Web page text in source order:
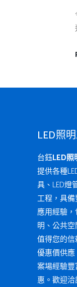
LED照
台鈺LED
提供各種
具、LED燈
工程，具備
應用經驗
明、公共
值得您的信
優惠價供應
案場經驗
惠。歡迎洽